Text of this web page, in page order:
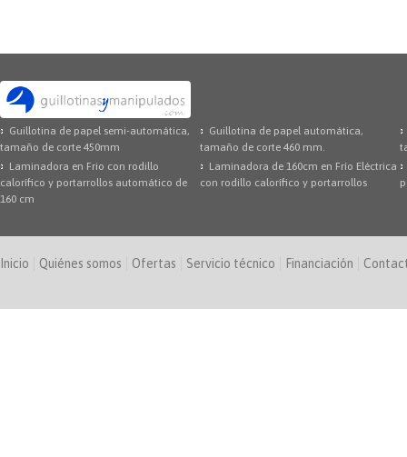
Guillotina de papel semi-automática,
tamaño de corte 450mm
Guillotina de papel automática,
tamaño de corte 460 mm.
Laminadora en Frio con rodillo
calorífico y portarrollos automático de
160 cm
Laminadora de 160cm en Frío Eléctrica
con rodillo calorífico y portarrollos
Inicio Quiénes somos Ofertas Servicio técnico Financiación